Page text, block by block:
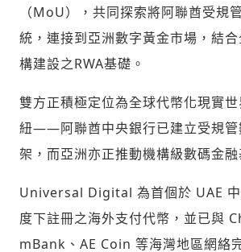
（MoU），共同探索將阿聯酋受規
統，連接到亞洲數字黃金市場，結
構建設之RWA基礎。
雙方正積極定位為全球代幣化現實
紐——阿聯酋中央銀行已建立受規管
架，而亞洲亦正推動機構級數碼金融
Universal Digital 為首個於 UAE 中
度下註冊之海外支付代幣，並已與
mBank、AE Coin 等海灣地區網絡